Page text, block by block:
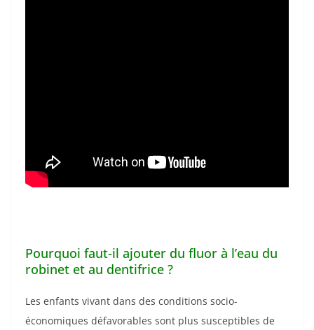
Pourquoi faut-il ajouter du fluor à l’eau du
robinet et au dentifrice ?
Les enfants vivant dans des conditions socio-
économiques défavorables sont plus susceptibles de